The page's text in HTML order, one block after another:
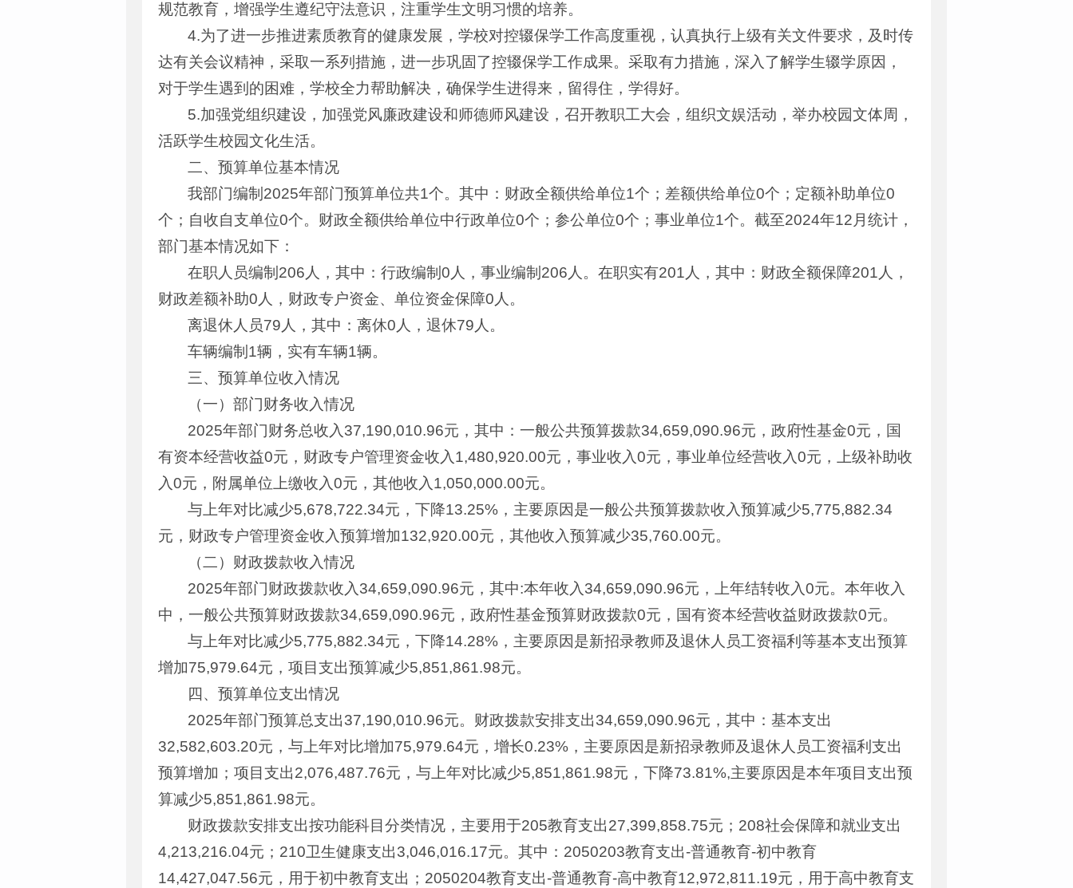
规范教育，增强学生遵纪守法意识，注重学生文明习惯的培养。
4.为了进一步推进素质教育的健康发展，学校对控辍保学工作高度重视，认真执行上级有关文件要求，及时传
达有关会议精神，采取一系列措施，进一步巩固了控辍保学工作成果。采取有力措施，深入了解学生辍学原因，
对于学生遇到的困难，学校全力帮助解决，确保学生进得来，留得住，学得好。
5.加强党组织建设，加强党风廉政建设和师德师风建设，召开教职工大会，组织文娱活动，举办校园文体周，
活跃学生校园文化生活。
二、预算单位基本情况
我部门编制2025年部门预算单位共1个。其中：财政全额供给单位1个；差额供给单位0个；定额补助单位0
个；自收自支单位0个。财政全额供给单位中行政单位0个；参公单位0个；事业单位1个。截至2024年12月统计，
部门基本情况如下：
在职人员编制206人，其中：行政编制0人，事业编制206人。在职实有201人，其中：财政全额保障201人，
财政差额补助0人，财政专户资金、单位资金保障0人。
离退休人员79人，其中：离休0人，退休79人。
车辆编制1辆，实有车辆1辆。
三、预算单位收入情况
（一）部门财务收入情况
2025年部门财务总收入37,190,010.96元，其中：一般公共预算拨款34,659,090.96元，政府性基金0元，国
有资本经营收益0元，财政专户管理资金收入1,480,920.00元，事业收入0元，事业单位经营收入0元，上级补助收
入0元，附属单位上缴收入0元，其他收入1,050,000.00元。
与上年对比减少5,678,722.34元，下降13.25%，主要原因是一般公共预算拨款收入预算减少5,775,882.34
元，财政专户管理资金收入预算增加132,920.00元，其他收入预算减少35,760.00元。
（二）财政拨款收入情况
2025年部门财政拨款收入34,659,090.96元，其中:本年收入34,659,090.96元，上年结转收入0元。本年收入
中，一般公共预算财政拨款34,659,090.96元，政府性基金预算财政拨款0元，国有资本经营收益财政拨款0元。
与上年对比减少5,775,882.34元，下降14.28%，主要原因是新招录教师及退休人员工资福利等基本支出预算
增加75,979.64元，项目支出预算减少5,851,861.98元。
四、预算单位支出情况
2025年部门预算总支出37,190,010.96元。财政拨款安排支出34,659,090.96元，其中：基本支出
32,582,603.20元，与上年对比增加75,979.64元，增长0.23%，主要原因是新招录教师及退休人员工资福利支出
预算增加；项目支出2,076,487.76元，与上年对比减少5,851,861.98元，下降73.81%,主要原因是本年项目支出预
算减少5,851,861.98元。
财政拨款安排支出按功能科目分类情况，主要用于205教育支出27,399,858.75元；208社会保障和就业支出
4,213,216.04元；210卫生健康支出3,046,016.17元。其中：2050203教育支出-普通教育-初中教育
14,427,047.56元，用于初中教育支出；2050204教育支出-普通教育-高中教育12,972,811.19元，用于高中教育支